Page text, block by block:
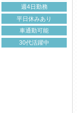
週4日勤務
平日休みあり
車通勤可能
30代活躍中